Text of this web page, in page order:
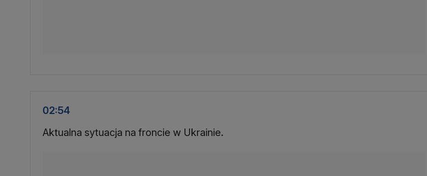
02:54
Aktualna sytuacja na froncie w Ukrainie.